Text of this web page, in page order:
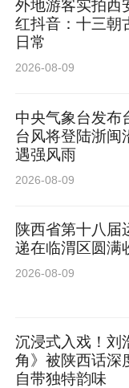
与防病保健能力
守护百姓健康，
民服务。将始终
医者初心，用心
力护航群众身心
来源：汉中市中
外地游客实拍西
红抖音：十三朝
日常
2026-08-09
中央气象台发布
台风将登陆浙闽
遇强风雨
2026-08-09
陕西省第十八届
递在临渭区圆满
2026-08-09
沉浸式入戏！刘
角》被陕西话深
自带独特韵味